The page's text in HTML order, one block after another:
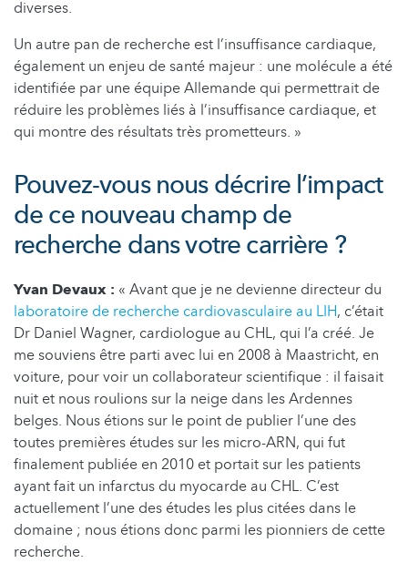
diverses.
Un autre pan de recherche est l’insuffisance cardiaque,
également un enjeu de santé majeur : une molécule a été
identifiée par une équipe Allemande qui permettrait de
réduire les problèmes liés à l’insuffisance cardiaque, et
qui montre des résultats très prometteurs. »
Pouvez-vous nous décrire l’impact
de ce nouveau champ de
recherche dans votre carrière ?
Yvan Devaux : « Avant que je ne devienne directeur du
laboratoire de recherche cardiovasculaire au LIH, c’était
Dr Daniel Wagner, cardiologue au CHL, qui l’a créé. Je
me souviens être parti avec lui en 2008 à Maastricht, en
voiture, pour voir un collaborateur scientifique : il faisait
nuit et nous roulions sur la neige dans les Ardennes
belges. Nous étions sur le point de publier l’une des
toutes premières études sur les micro-ARN, qui fut
finalement publiée en 2010 et portait sur les patients
ayant fait un infarctus du myocarde au CHL. C’est
actuellement l’une des études les plus citées dans le
domaine ; nous étions donc parmi les pionniers de cette
recherche.